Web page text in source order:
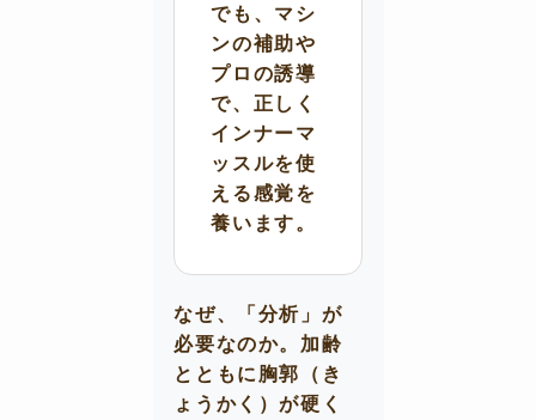
でも、マシ
ンの補助や
プロの誘導
で、正しく
インナーマ
ッスルを使
える感覚を
養います。
なぜ、「分析」が
必要なのか。加齢
とともに胸郭（き
ょうかく）が硬く